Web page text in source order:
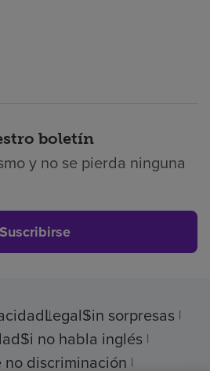
boletín
y no se pierda ninguna
Suscribirse
LegalSin sorpresas
Si no habla inglés
no discriminación